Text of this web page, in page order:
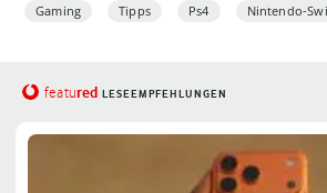
Gaming Tipps Ps4 Nintendo-
featured LESEEMPFEHLUNGEN